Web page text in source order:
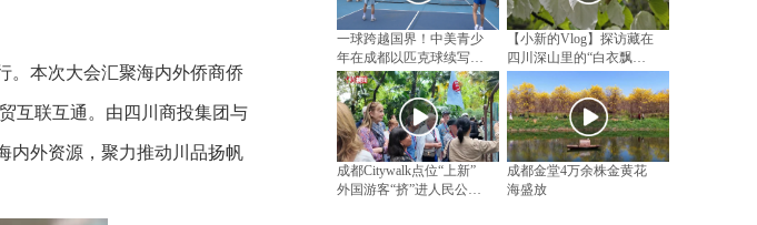
本次大会汇聚海内外侨商侨
互联互通。由四川商投集团与
内外资源，聚力推动川品扬帆
一球跨越国界！中美青少
年在成都以匹克球续写民
间友好
【小新的Vlog】探访藏在
四川深山里的“白衣飘飘”
成都Citywalk点位“上新”
外国游客“挤”进人民公园
成都金堂4万余株金黄花
海盛放